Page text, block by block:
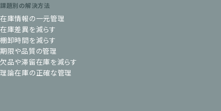
課題別の解決方法
在庫情報の一元管理
在庫差異を減らす
棚卸時間を減らす
期限や品質の管理
欠品や滞留在庫を減らす
理論在庫の正確な管理